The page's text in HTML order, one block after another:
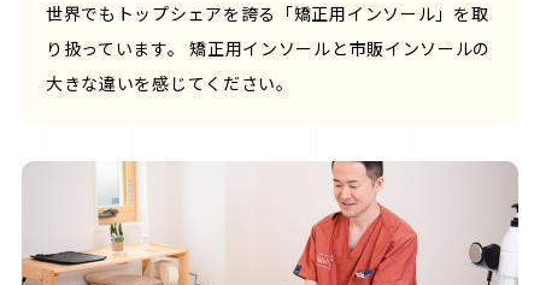
世界でもトップシェアを誇る「矯正用インソール」を取
り扱っています。 矯正用インソールと市販インソールの
大きな違いを感じてください。